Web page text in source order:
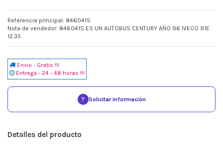
Referencia principal: 846041S
Nota de vendedor: 846041S ES UN AUTOBUS CENTURY AÑO 96 IVECO 91E
12.35
Envio - Gratis !!!
Entrega - 24 - 48 horas !!!
? Solicitar información
Detalles del producto